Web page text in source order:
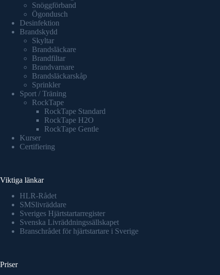
Snöggförband
Ögondusch
Desinfektion
Brandskydd
Skyltar
Brandsläckare
Brandfiltar
Brandvarnare
Brandsläckarskåp
Sprinkler
Sport / Träning
RockTape
RockTape Standard
RockTape H2O
RockTape Gentle
Kurser
Certifiering
Viktiga länkar
HLR-Rådet
SMSlivräddare
Sveriges Hjärtstartarregister
Svenska Livräddningssällskapet
Branschrådet för hjärtstartare i Sverige
Priser